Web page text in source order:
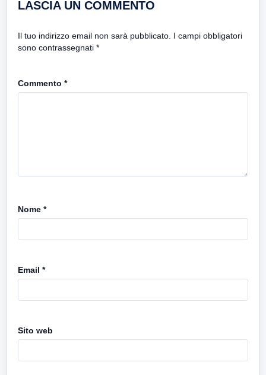
LASCIA UN COMMENTO
Il tuo indirizzo email non sarà pubblicato. I campi obbligatori
sono contrassegnati *
Commento *
Nome *
Email *
Sito web